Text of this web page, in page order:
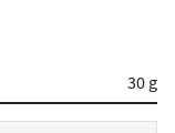
30 g